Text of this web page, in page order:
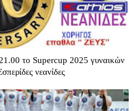
το Supercup 2025 γυναικών
νεανίδες